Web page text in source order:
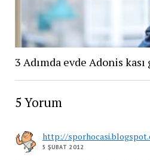
3 Adımda evde Adonis
5 Yorum
http://
5 ŞUBAT 2012